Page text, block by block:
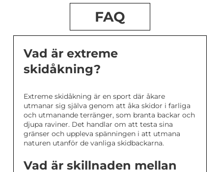
FAQ
Vad är extreme
skidåkning?
Extreme skidåkning är en sport där åkare
utmanar sig själva genom att åka skidor i farliga
och utmanande terränger, som branta backar och
djupa raviner. Det handlar om att testa sina
gränser och uppleva spänningen i att utmana
naturen utanför de vanliga skidbackarna.
Vad är skillnaden mellan